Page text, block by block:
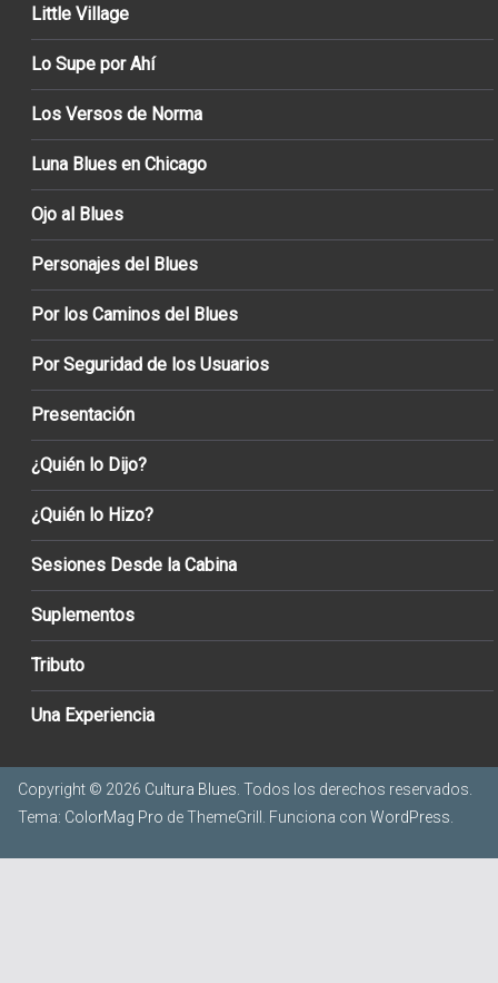
Little Village
Lo Supe por Ahí
Los Versos de Norma
Luna Blues en Chicago
Ojo al Blues
Personajes del Blues
Por los Caminos del Blues
Por Seguridad de los Usuarios
Presentación
¿Quién lo Dijo?
¿Quién lo Hizo?
Sesiones Desde la Cabina
Suplementos
Tributo
Una Experiencia
Copyright © 2026 Cultura Blues . Todos los derechos reservados.
Tema: ColorMag Pro de ThemeGrill. Funciona con WordPress